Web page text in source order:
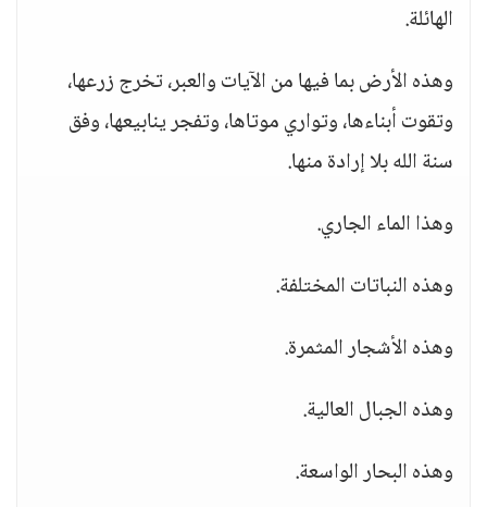
الهائلة.
وهذه الأرض بما فيها من الآيات والعبر، تخرج زرعها،
وتقوت أبناءها، وتواري موتاها، وتفجر ينابيعها، وفق
سنة الله بلا إرادة منها.
وهذا الماء الجاري.
وهذه النباتات المختلفة.
وهذه الأشجار المثمرة.
وهذه الجبال العالية.
وهذه البحار الواسعة.